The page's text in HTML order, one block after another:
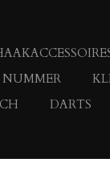
NUMMER
DARTS